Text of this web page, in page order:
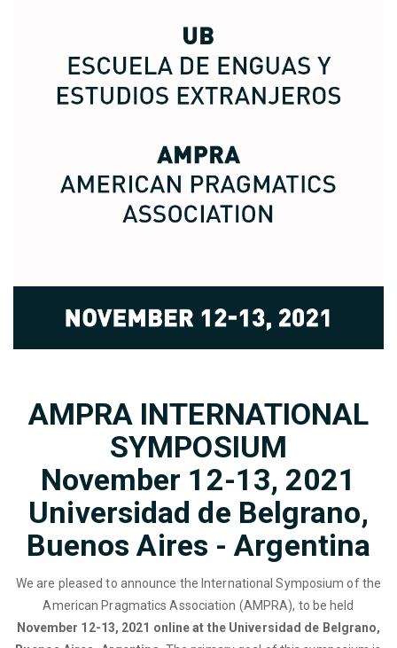
AMPRA INTERNATIONAL
SYMPOSIUM
November 12-13, 2021
Universidad de Belgrano,
Buenos Aires - Argentina
We are pleased to announce the International Symposium of the
American Pragmatics Association (AMPRA), to be held
November 12-13, 2021 online at the Universidad de Belgrano,